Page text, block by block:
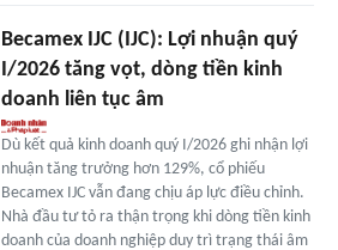
Becamex IJC (IJC): Lợi nhuận quý
I/2026 tăng vọt, dòng tiền kinh
doanh liên tục âm
Dù kết quả kinh doanh quý I/2026 ghi nhận lợi
nhuận tăng trưởng hơn 129%, cổ phiếu
Becamex IJC vẫn đang chịu áp lực điều chỉnh.
Nhà đầu tư tỏ ra thận trọng khi dòng tiền kinh
doanh của doanh nghiệp duy trì trạng thái âm